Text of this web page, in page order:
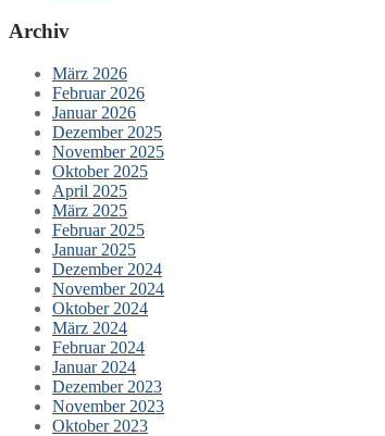
Archiv
März 2026
Februar 2026
Januar 2026
Dezember 2025
November 2025
Oktober 2025
April 2025
März 2025
Februar 2025
Januar 2025
Dezember 2024
November 2024
Oktober 2024
März 2024
Februar 2024
Januar 2024
Dezember 2023
November 2023
Oktober 2023